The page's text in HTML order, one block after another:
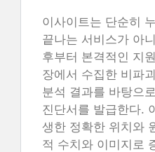
이사이트는 단순히
끝나는 서비스가 아
후부터 본격적인 지
장에서 수집한 비파
분석 결과를 바탕으
진단서를 발급한다.
생한 정확한 위치와
적 수치와 이미지로